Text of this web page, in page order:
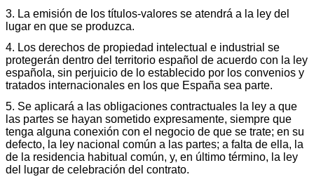
3. La emisión de los títulos-valores se atendrá a la ley del
lugar en que se produzca.
4. Los derechos de propiedad intelectual e industrial se
protegerán dentro del territorio español de acuerdo con la ley
española, sin perjuicio de lo establecido por los convenios y
tratados internacionales en los que España sea parte.
5. Se aplicará a las obligaciones contractuales la ley a que
las partes se hayan sometido expresamente, siempre que
tenga alguna conexión con el negocio de que se trate; en su
defecto, la ley nacional común a las partes; a falta de ella, la
de la residencia habitual común, y, en último término, la ley
del lugar de celebración del contrato.